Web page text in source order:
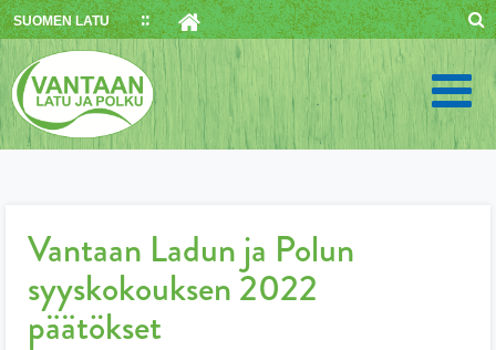
Skip
to
content
SUOMEN LATU
Vantaan Ladun ja Polun
syyskokouksen 2022
päätökset